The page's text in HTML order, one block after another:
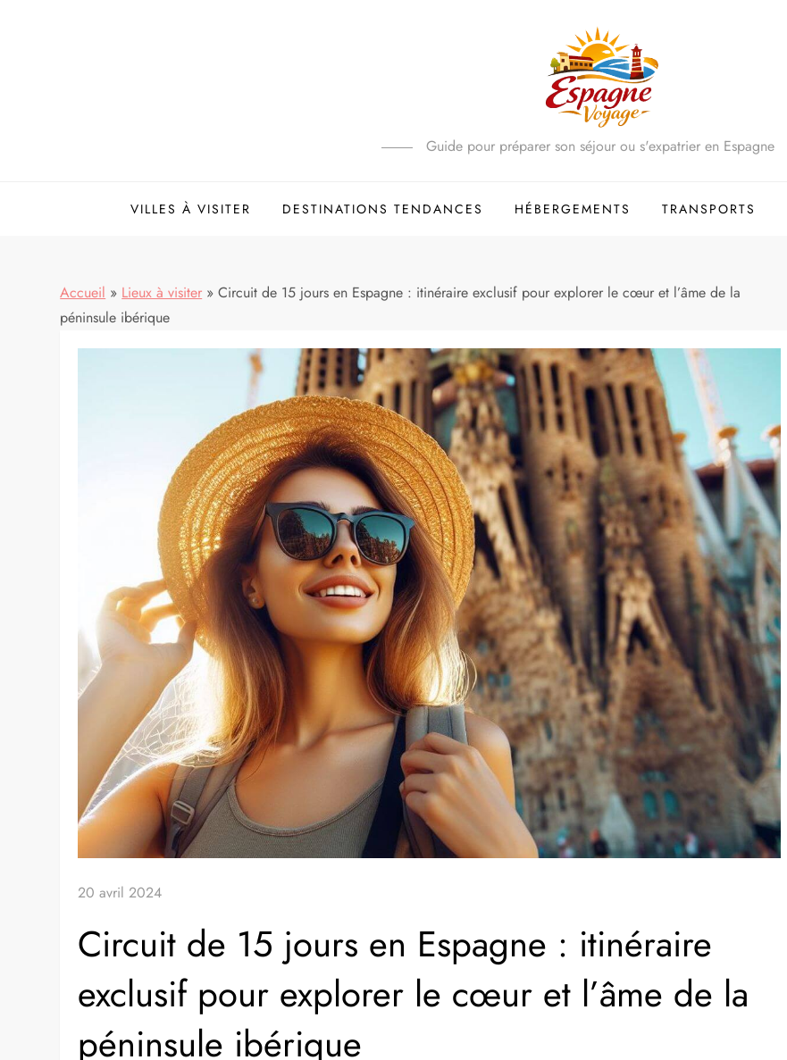
Guide pour préparer son séjour ou s'expatrier en Espagne
VILLES À VISITER DESTINATIONS TENDANCES HÉBERGEMENTS TRANSPORTS
Lieux à visiter »Circuit de 15 jours en Espagne : itinéraire exclusif pour explorer le cœur et l’âme de la
péninsule ibérique